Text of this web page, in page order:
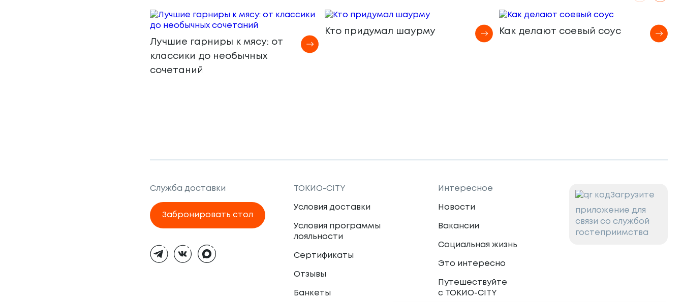
Лучшие гарниры к мясу: от
классики до необычных
сочетаний
Кто придумал шаурму Как делают соевый соус
Служба доставки
Забронировать стол
ТОКИО-CITY
Условия доставки
Условия программы
лояльности
Сертификаты
Отзывы
Банкеты
Интересное
Новости
Вакансии
Социальная жизнь
Это интересно
Путешествуйте
с ТОКИО-CITY
Загрузите
приложение для
связи со службой
гостеприимства